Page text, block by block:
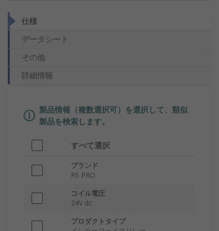
仕様
データシート
その他
詳細情報
製品情報（複数選択可）を選択して、類似
製品を検索します。
すべて選択
ブランド
RS PRO
コイル電圧
24V dc
プロダクトタイプ